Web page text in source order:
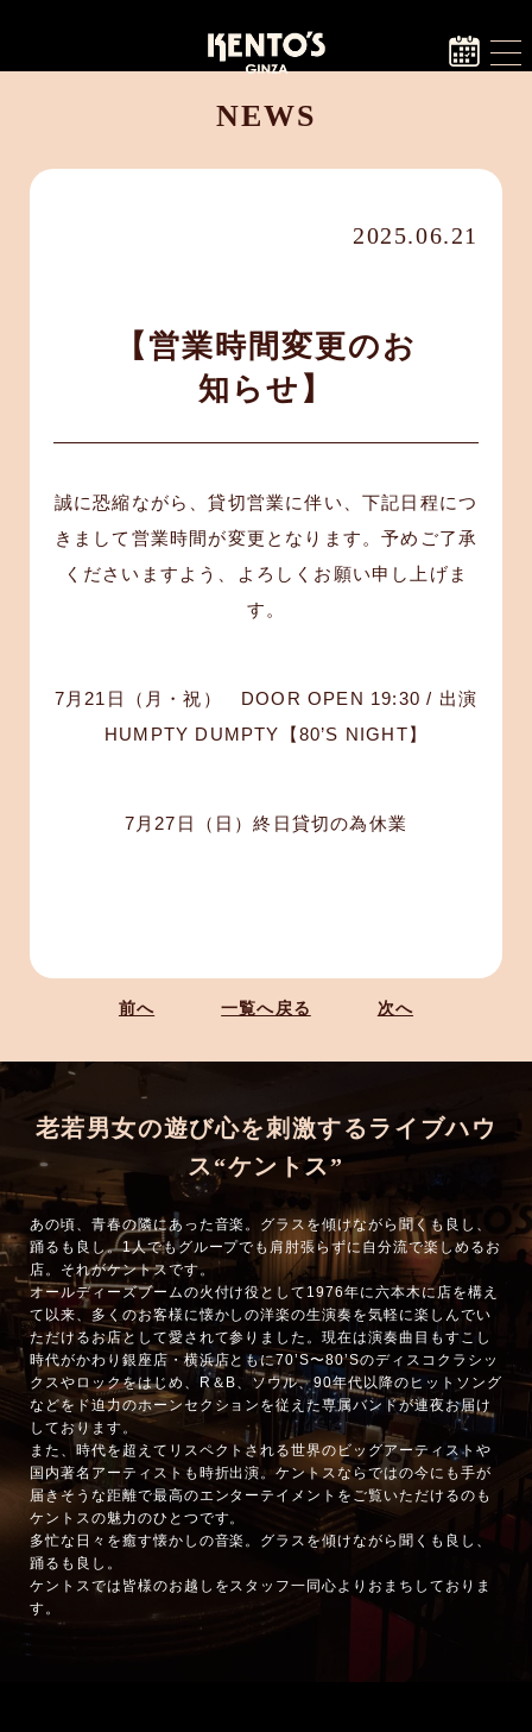
NEWS
2025.06.21
【営業時間変更のお
知らせ】
誠に恐縮ながら、貸切営業に伴い、下記日程につ
きまして営業時間が変更となります。予めご了承
くださいますよう、よろしくお願い申し上げま
す。
7月21日（月・祝） DOOR OPEN 19:30 / 出演
HUMPTY DUMPTY【80’S NIGHT】
7月27日（日）終日貸切の為休業
前へ 一覧へ戻る 次へ
老若男女の遊び心を刺激するライブハウ
ス“ケントス”
あの頃、青春の隣にあった音楽。グラスを傾けながら聞くも良し、
踊るも良し。1人でもグループでも肩肘張らずに自分流で楽しめるお
店。それがケントスです。
オールディーズブームの火付け役として1976年に六本木に店を構え
て以来、多くのお客様に懐かしの洋楽の生演奏を気軽に楽しんでい
ただけるお店として愛されて参りました。現在は演奏曲目もすこし
時代がかわり銀座店・横浜店ともに70’S〜80’Sのディスコクラシッ
クスやロックをはじめ、R＆B、ソウル、90年代以降のヒットソング
などをド迫力のホーンセクションを従えた専属バンドが連夜お届け
しております。
また、時代を超えてリスペクトされる世界のビッグアーティストや
国内著名アーティストも時折出演。ケントスならではの今にも手が
届きそうな距離で最高のエンターテイメントをご覧いただけるのも
ケントスの魅力のひとつです。
多忙な日々を癒す懐かしの音楽。グラスを傾けながら聞くも良し、
踊るも良し。
ケントスでは皆様のお越しをスタッフ一同心よりおまちしておりま
す。